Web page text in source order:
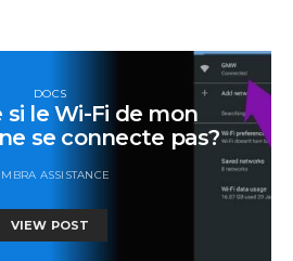
DOCS
si le Wi-Fi de mon
se connecte pas?
ASSISTANCE
VIEW POST